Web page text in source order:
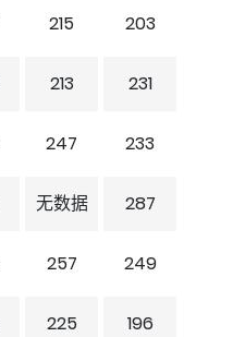
215 203
213 231
247 233
无数据 287
257 249
225 196